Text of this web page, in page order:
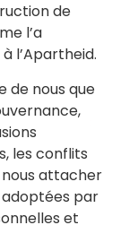
parti
de
l’a
l’Apartheid.
de nous que
les conflits
nous attacher
par
et